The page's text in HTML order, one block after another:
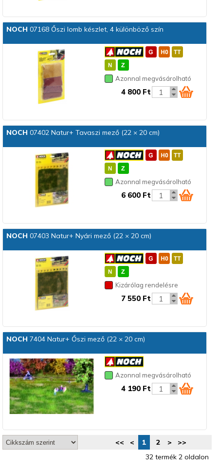
NOCH 07168 Őszi lomb készlet, 4 különböző szín
Azonnal megvásárolható
4 800 Ft
NOCH 07402 Natur+ Tavaszi mező (22 × 20 cm)
Azonnal megvásárolható
6 600 Ft
NOCH 07403 Natur+ Nyári mező (22 × 20 cm)
Kizárólag rendelésre
7 550 Ft
NOCH 7404 Natur+ Őszi mező (22 × 20 cm)
Azonnal megvásárolható
4 190 Ft
<< < 1 2 >
>>
32 termék 2 oldalon